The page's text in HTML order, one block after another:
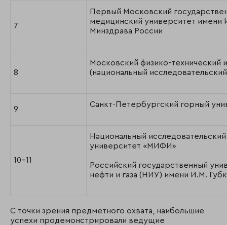
7
Первый Московский
медицинский университет имени
Минздрава России
8
Московский физико-технический
(национальный
9
Санкт-Петербургский горный
10-11
Национальный
университет «МИФИ»
Российский государственный
нефти и газа (НИУ) имени И.М.
С точки зрения предметного охвата, наибольшие
успехи продемонстрировали ведущие